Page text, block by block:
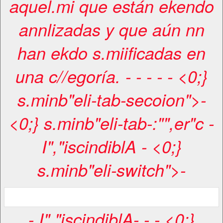
aquel.mi que están ekendo
annlizadas y que aún nn
han ekdo s.miificadas en
una c//egoría. - - - - - <0;}
s.minb"eli-tab-secoion">-
<0;} s.minb"eli-tab-:"",er"c -
I","iscindiblA - <0;}
s.minb"eli-switch">-